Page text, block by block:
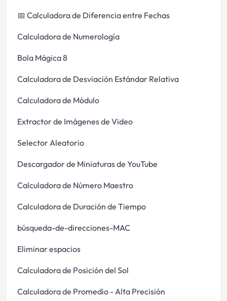
📅 Calculadora de Diferencia entre Fechas
Calculadora de Numerología
Bola Mágica 8
Calculadora de Desviación Estándar Relativa
Calculadora de Módulo
Extractor de Imágenes de Video
Selector Aleatorio
Descargador de Miniaturas de YouTube
Calculadora de Número Maestro
Calculadora de Duración de Tiempo
búsqueda-de-direcciones-MAC
Eliminar espacios
Calculadora de Posición del Sol
Calculadora de Promedio - Alta Precisión